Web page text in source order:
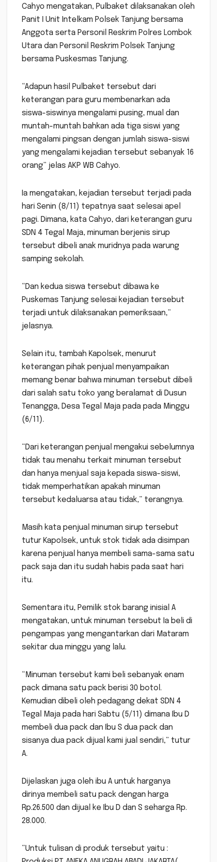
Cahyo mengatakan, Pulbaket dilaksanakan oleh
Panit I Unit Intelkam Polsek Tanjung bersama
Anggota serta Personil Reskrim Polres Lombok
Utara dan Personil Reskrim Polsek Tanjung
bersama Puskesmas Tanjung.
“Adapun hasil Pulbaket tersebut dari
keterangan para guru membenarkan ada
siswa-siswinya mengalami pusing, mual dan
muntah-muntah bahkan ada tiga siswi yang
mengalami pingsan dengan jumlah siswa-siswi
yang mengalami kejadian tersebut sebanyak 16
orang” jelas AKP WB Cahyo.
Ia mengatakan, kejadian tersebut terjadi pada
hari Senin (8/11) tepatnya saat selesai apel
pagi. Dimana, kata Cahyo, dari keterangan guru
SDN 4 Tegal Maja, minuman berjenis sirup
tersebut dibeli anak muridnya pada warung
samping sekolah.
“Dan kedua siswa tersebut dibawa ke
Puskemas Tanjung selesai kejadian tersebut
terjadi untuk dilaksanakan pemeriksaan,”
jelasnya.
Selain itu, tambah Kapolsek, menurut
keterangan pihak penjual menyampaikan
memang benar bahwa minuman tersebut dibeli
dari salah satu toko yang beralamat di Dusun
Tenangga, Desa Tegal Maja pada pada Minggu
(6/11).
“Dari keterangan penjual mengakui sebelumnya
tidak tau menahu terkait minuman tersebut
dan hanya menjual saja kepada siswa-siswi,
tidak memperhatikan apakah minuman
tersebut kedaluarsa atau tidak,” terangnya.
Masih kata penjual minuman sirup tersebut
tutur Kapolsek, untuk stok tidak ada disimpan
karena penjual hanya membeli sama-sama satu
pack saja dan itu sudah habis pada saat hari
itu.
Sementara itu, Pemilik stok barang inisial A
mengatakan, untuk minuman tersebut Ia beli di
pengampas yang mengantarkan dari Mataram
sekitar dua minggu yang lalu.
“Minuman tersebut kami beli sebanyak enam
pack dimana satu pack berisi 30 botol.
Kemudian dibeli oleh pedagang dekat SDN 4
Tegal Maja pada hari Sabtu (5/11) dimana Ibu D
membeli dua pack dan Ibu S dua pack dan
sisanya dua pack dijual kami jual sendiri,” tutur
A.
Dijelaskan juga oleh ibu A untuk harganya
dirinya membeli satu pack dengan harga
Rp.26.500 dan dijual ke Ibu D dan S seharga Rp.
28.000.
“Untuk tulisan di produk tersebut yaitu :